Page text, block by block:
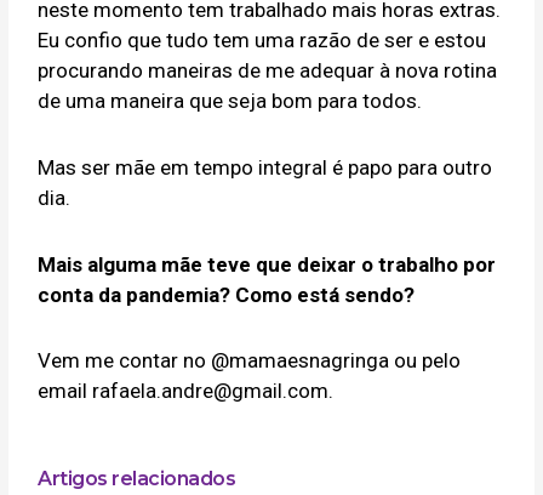
neste momento tem trabalhado mais horas extras.
Eu confio que tudo tem uma razão de ser e estou
procurando maneiras de me adequar à nova rotina
de uma maneira que seja bom para todos.
Mas ser mãe em tempo integral é papo para outro
dia.
Mais alguma mãe teve que deixar o trabalho por
conta da pandemia? Como está sendo?
Vem me contar no @mamaesnagringa ou pelo
email rafaela.andre@gmail.com.
Artigos relacionados